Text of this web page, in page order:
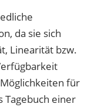
da sie sich
Linearität bzw.
für
Tagebuch einer